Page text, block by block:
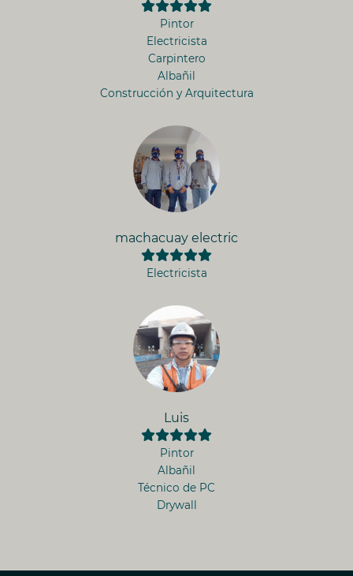
Pintor
Electricista
Carpintero
Albañil
Construcción y Arquitectura
machacuay electric
Electricista
Luis
Pintor
Albañil
Técnico de PC
Drywall